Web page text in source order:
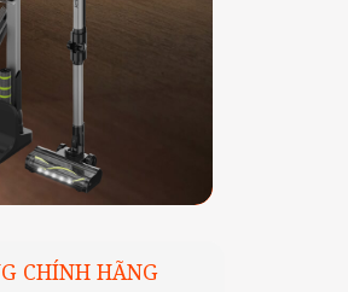
CHÍNH HÃNG